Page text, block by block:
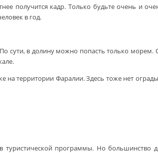
получится кадр. Только будьте очень и
в год.
в долину можно попасть только морем.
территории Фаралии. Здесь тоже нет
программы. Но большинство